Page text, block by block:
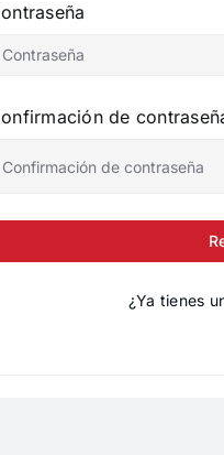
de
¿Ya tienes